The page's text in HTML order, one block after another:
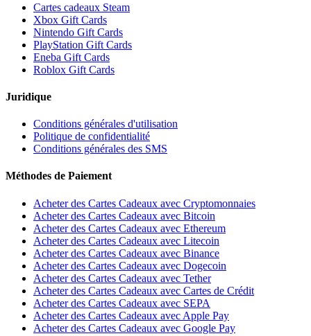
Cartes cadeaux Steam
Xbox Gift Cards
Nintendo Gift Cards
PlayStation Gift Cards
Eneba Gift Cards
Roblox Gift Cards
Juridique
Conditions générales d'utilisation
Politique de confidentialité
Conditions générales des SMS
Méthodes de Paiement
Acheter des Cartes Cadeaux avec Cryptomonnaies
Acheter des Cartes Cadeaux avec Bitcoin
Acheter des Cartes Cadeaux avec Ethereum
Acheter des Cartes Cadeaux avec Litecoin
Acheter des Cartes Cadeaux avec Binance
Acheter des Cartes Cadeaux avec Dogecoin
Acheter des Cartes Cadeaux avec Tether
Acheter des Cartes Cadeaux avec Cartes de Crédit
Acheter des Cartes Cadeaux avec SEPA
Acheter des Cartes Cadeaux avec Apple Pay
Acheter des Cartes Cadeaux avec Google Pay